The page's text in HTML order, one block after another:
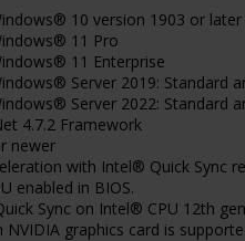
10 version 1903 or later
11 Pro
11 Enterprise
Server 2019: Standard
Server 2022: Standard
4.7.2 Framework
newer
with Intel® Quick Sync
enabled in BIOS.
Sync on Intel® CPU 12th
NVIDIA graphics card is